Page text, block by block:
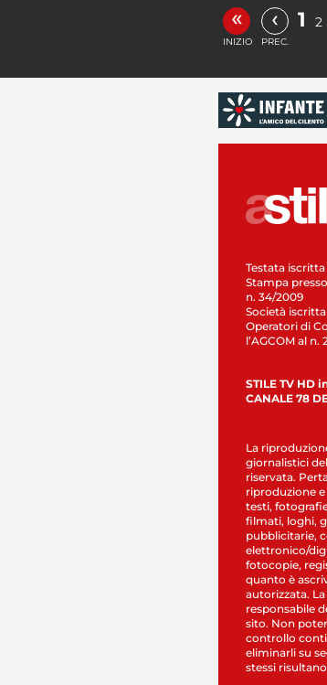
«
INIZIO
‹
PREC.
1 2
Testata
Stampa
n. 34/2009
Società
Operatori di
l’AGCOM al n.
STILE TV HD
CANALE 78
La
giornalistici
riservata.
riproduzione e
testi,
filmati, loghi,
pubblicitarie,
elettronico/
fotocopie,
quanto è
autorizzata.
responsabile
sito. Non
controllo
eliminarli su
stessi